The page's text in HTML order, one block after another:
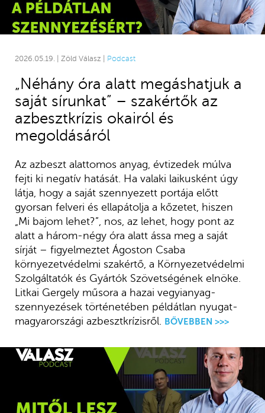
2026.05.19. | Zöld Válasz | Podcast
„Néhány óra alatt megáshatjuk a
saját sírunkat” – szakértők az
azbesztkrízis okairól és
megoldásáról
Az azbeszt alattomos anyag, évtizedek múlva
fejti ki negatív hatását. Ha valaki laikusként úgy
látja, hogy a saját szennyezett portája előtt
gyorsan felveri és ellapátolja a kőzetet, hiszen
„Mi bajom lehet?”, nos, az lehet, hogy pont az
alatt a három-négy óra alatt ássa meg a saját
sírját – figyelmeztet Ágoston Csaba
környezetvédelmi szakértő, a Környezetvédelmi
Szolgáltatók és Gyártók Szövetségének elnöke.
Litkai Gergely műsora a hazai vegyianyag-
szennyezések történetében példátlan nyugat-
magyarországi azbesztkrízisről.
BŐVEBBEN >>>